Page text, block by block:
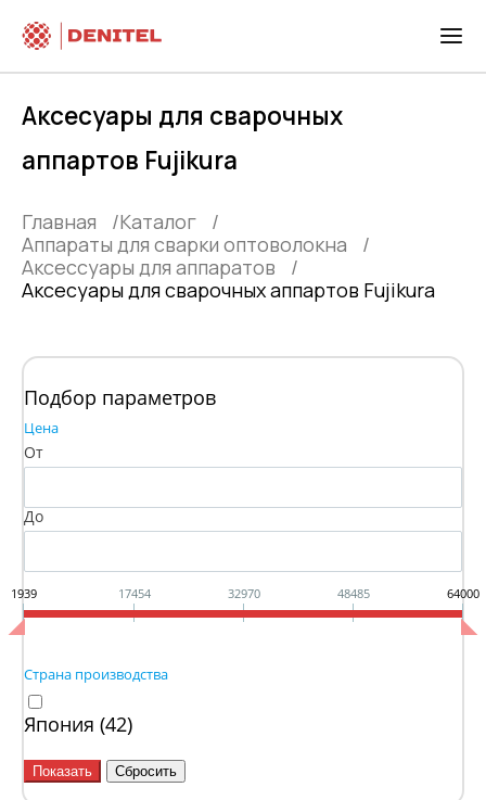
Аксесуары для сварочных
аппартов Fujikura
Главная
Каталог
Аппараты для сварки оптоволокна
Аксессуары для аппаратов
Аксесуары для сварочных аппартов Fujikura
Подбор параметров
Цена
От
До
1939 17454 32970 48485 64000
Страна производства
Япония (42)